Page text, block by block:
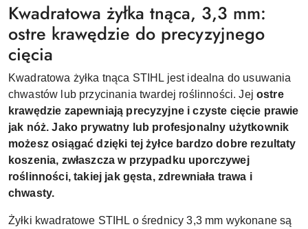
Kwadratowa żyłka tnąca, 3,3 mm:
ostre krawędzie do precyzyjnego
cięcia
Kwadratowa żyłka tnąca STIHL jest idealna do usuwania
chwastów lub przycinania twardej roślinności. Jej ostre
krawędzie zapewniają precyzyjne i czyste cięcie prawie
jak nóż. Jako prywatny lub profesjonalny użytkownik
możesz osiągać dzięki tej żyłce bardzo dobre rezultaty
koszenia, zwłaszcza w przypadku uporczywej
roślinności, takiej jak gęsta, zdrewniała trawa i
chwasty.
Żyłki kwadratowe STIHL o średnicy 3,3 mm wykonane są